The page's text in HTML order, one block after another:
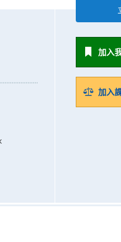
加入
加入